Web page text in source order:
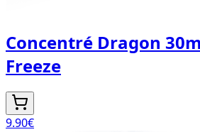
Concentré Dragon
Freeze
9.90€